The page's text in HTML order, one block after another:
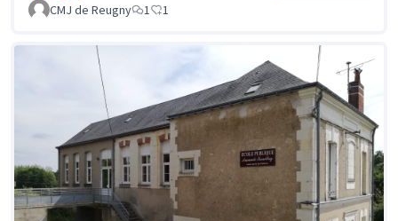
CMJ de Reugny
1 1